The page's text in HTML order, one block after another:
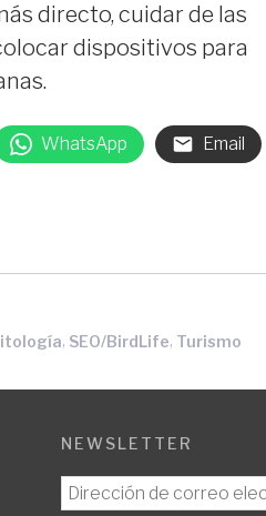
directo, cuidar de las
dispositivos para
WhatsApp Email
, SEO/BirdLife, Turismo
NEWSLETTER